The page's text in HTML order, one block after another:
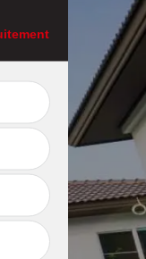
Peinture
Ferronnerie 87
Haute-Vienne